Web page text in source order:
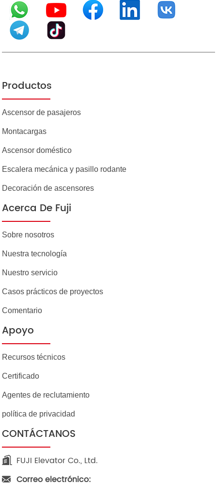
Productos
Ascensor de pasajeros
Montacargas
Ascensor doméstico
Escalera mecánica y pasillo rodante
Decoración de ascensores
Acerca De Fuji
Sobre nosotros
Nuestra tecnología
Nuestro servicio
Casos prácticos de proyectos
Comentario
Apoyo
Recursos técnicos
Certificado
Agentes de reclutamiento
política de privacidad
CONTÁCTANOS
FUJI Elevator Co., Ltd.
Correo electrónico: